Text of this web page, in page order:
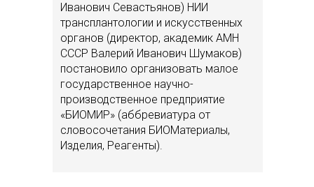
Иванович Севастьянов) НИИ
трансплантологии и искусственных
органов (директор, академик АМН
СССР Валерий Иванович Шумаков)
постановило организовать малое
государственное научно-
производственное предприятие
«БИОМИР» (аббревиатура от
словосочетания БИОМатериалы,
Изделия, Реагенты).